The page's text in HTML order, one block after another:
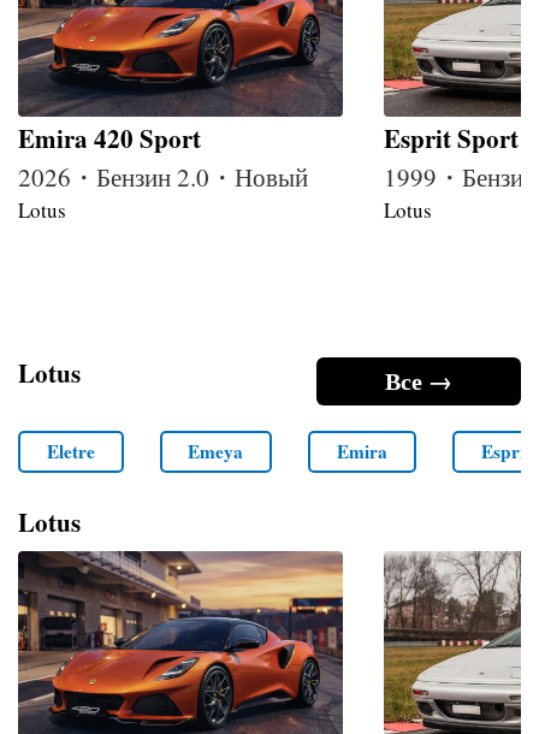
Emira 420 Sport
2026・Бензин 2.0・Новый
Lotus
Esprit Sport
1999・
Lotus
Все →
Lotus
Eletre Emeya Emira Esprit
Lotus